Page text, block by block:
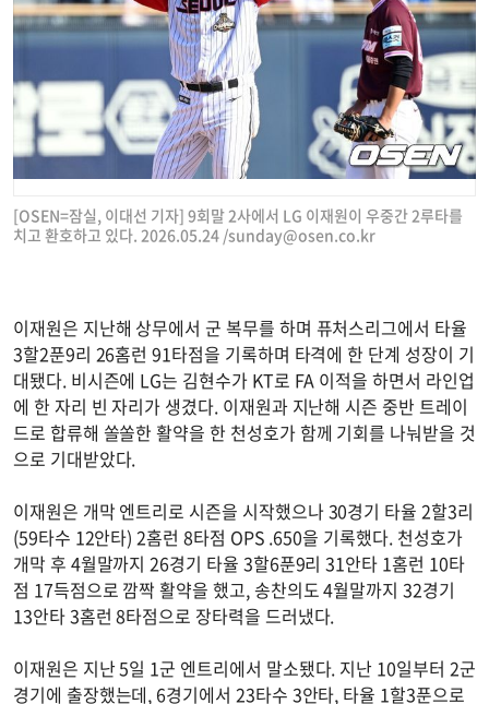
[OSEN=잠실, 이대선 기자] 9회말 2사에서 LG 이재원이 우중간 2루타를
치고 환호하고 있다. 2026.05.24 /sunday@osen.co.kr
이재원은 지난해 상무에서 군 복무를 하며 퓨처스리그에서 타율
3할2푼9리 26홈런 91타점을 기록하며 타격에 한 단계 성장이 기
대됐다. 비시즌에 LG는 김현수가 KT로 FA 이적을 하면서 라인업
에 한 자리 빈 자리가 생겼다. 이재원과 지난해 시즌 중반 트레이
드로 합류해 쏠쏠한 활약을 한 천성호가 함께 기회를 나눠받을 것
으로 기대받았다.
이재원은 개막 엔트리로 시즌을 시작했으나 30경기 타율 2할3리
(59타수 12안타) 2홈런 8타점 OPS .650을 기록했다. 천성호가
개막 후 4월말까지 26경기 타율 3할6푼9리 31안타 1홈런 10타
점 17득점으로 깜짝 활약을 했고, 송찬의도 4월말까지 32경기
13안타 3홈런 8타점으로 장타력을 드러냈다.
이재원은 지난 5일 1군 엔트리에서 말소됐다. 지난 10일부터 2군
경기에 출장했는데, 6경기에서 23타수 3안타, 타율 1할3푼으로